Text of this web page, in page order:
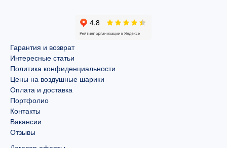
Гарантия и возврат
Интересные статьи
Политика конфиденциальности
Цены на воздушные шарики
Оплата и доставка
Портфолио
Контакты
Вакансии
Отзывы